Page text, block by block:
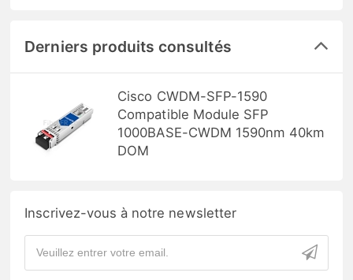
Derniers produits consultés
Cisco CWDM-SFP-1590
Compatible Module SFP
1000BASE-CWDM 1590nm 40km
DOM
Inscrivez-vous à notre newsletter